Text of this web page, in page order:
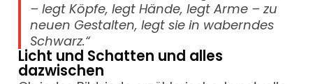
– legt Köpfe, legt Hände, legt Arme – zu
neuen Gestalten, legt sie in waberndes
Schwarz.“
Licht und Schatten und alles
dazwischen